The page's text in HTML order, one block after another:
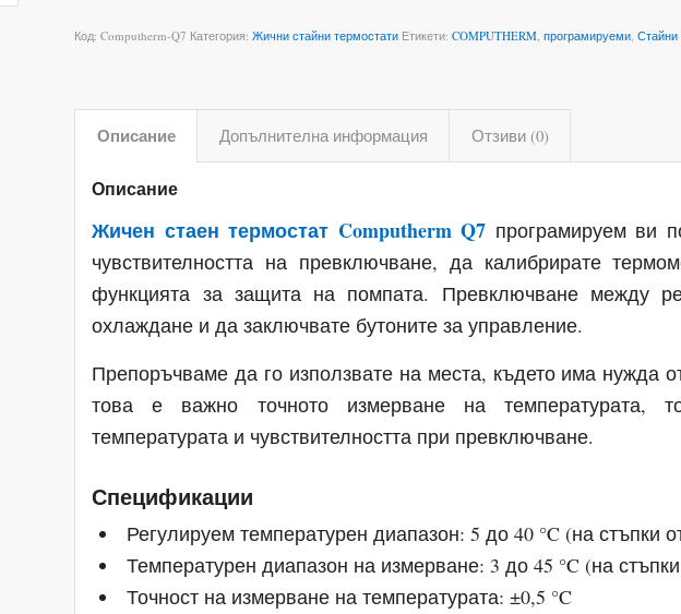
Код:Computherm-Q7 Категория:Жични стайни термостати Етикети:COMPUTHERM,програмируеми,Стайни
Описание Допълнителна информация Отзиви (0)
Описание
Жичен стаен термостат Computherm Q7 програмируем ви
чувствителността на превключване, да калибрирате
функцията за защита на помпата. Превключване между
охлаждане и да заключвате бутоните за управление.
Препоръчваме да го използвате на места, където има нужда
това е важно точното измерване на температурата,
температурата и чувствителността при превключване.
Спецификации
Регулируем температурен диапазон: 5 до 40 °C (на стъпки
Температурен диапазон на измерване: 3 до 45 °C (на стъпки
Точност на измерване на температурата: ±0,5 °C